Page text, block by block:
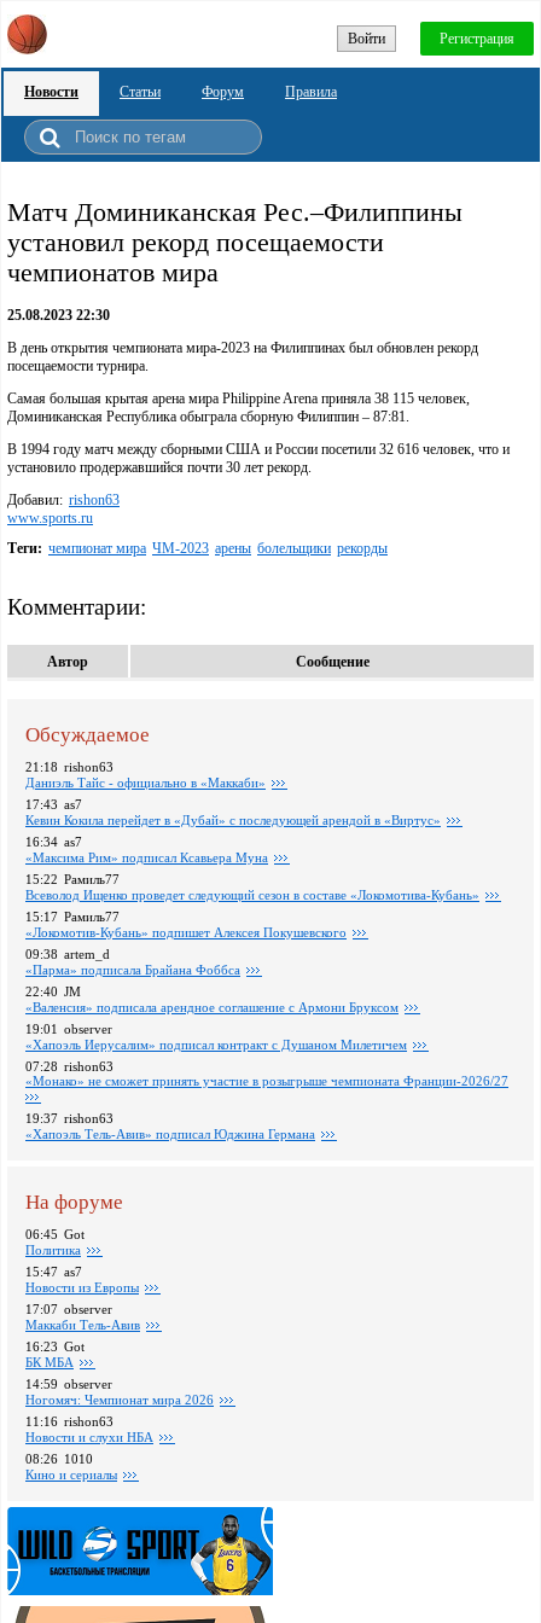
Войти Регистрация
Новости Статьи Форум Правила
Матч Доминиканская Рес.–Филиппины
установил рекорд посещаемости
чемпионатов мира
25.08.2023 22:30
В день открытия чемпионата мира-2023 на Филиппинах был обновлен рекорд
посещаемости турнира.
Самая большая крытая арена мира Philippine Arena приняла 38 115 человек,
Доминиканская Республика обыграла сборную Филиппин – 87:81.
В 1994 году матч между сборными США и России посетили 32 616 человек, что и
установило продержавшийся почти 30 лет рекорд.
Добавил: rishon63
www.sports.ru
Теги: чемпионат мира ЧМ-2023 арены болельщики рекорды
Комментарии:
Автор Сообщение
Обсуждаемое
21:18 rishon63
Даниэль Тайс - официально в «Маккаби»
17:43 as7
Кевин Кокила перейдет в «Дубай» с последующей арендой в «Виртус»
16:34 as7
«Максима Рим» подписал Ксавьера Муна
15:22 Рамиль77
Всеволод Ищенко проведет следующий сезон в составе «Локомотива-Кубань»
15:17 Рамиль77
«Локомотив-Кубань» подпишет Алексея Покушевского
09:38 artem_d
«Парма» подписала Брайана Фоббса
22:40 JM
«Валенсия» подписала арендное соглашение с Армони Бруксом
19:01 observer
«Хапоэль Иерусалим» подписал контракт с Душаном Милетичем
07:28 rishon63
«Монако» не сможет принять участие в розыгрыше чемпионата Франции-2026/27
19:37 rishon63
«Хапоэль Тель-Авив» подписал Юджина Германа
На форуме
06:45 Got
Политика
15:47 as7
Новости из Европы
17:07 observer
Маккаби Тель-Авив
16:23 Got
БК МБА
14:59 observer
Ногомяч: Чемпионат мира 2026
11:16 rishon63
Новости и слухи НБА
08:26 1010
Кино и сериалы